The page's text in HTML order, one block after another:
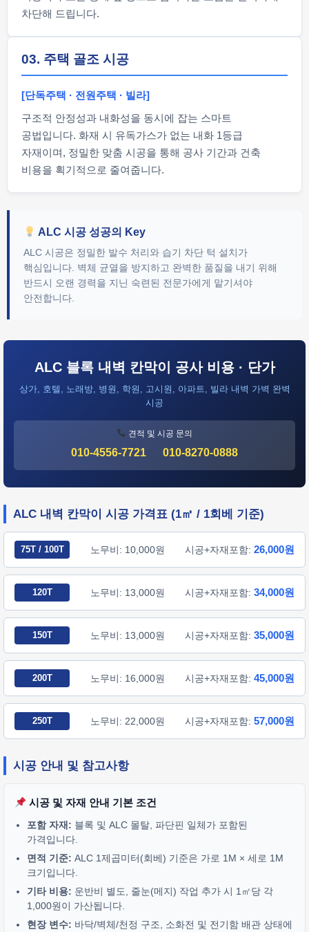
차단해 드립니다.
03. 주택 골조 시공
[단독주택 · 전원주택 · 빌라]
구조적 안정성과 내화성을 동시에 잡는 스마트
공법입니다. 화재 시 유독가스가 없는 내화 1등급
자재이며, 정밀한 맞춤 시공을 통해 공사 기간과 건축
비용을 획기적으로 줄여줍니다.
ALC 시공 성공의 Key
ALC 시공은 정밀한 발수 처리와 습기 차단 턱 설치가
핵심입니다. 벽체 균열을 방지하고 완벽한 품질을 내기 위해
반드시 오랜 경력을 지닌 숙련된 전문가에게 맡기셔야
안전합니다.
ALC 블록 내벽 칸막이 공사 비용 · 단가
상가, 호텔, 노래방, 병원, 학원, 고시원, 아파트, 빌라 내벽 가벽 완벽
시공
견적 및 시공 문의
010-4556-7721 010-8270-0888
ALC 내벽 칸막이 시공 가격표 (1㎡ / 1회베 기준)
75T / 100T 노무비: 10,000원 시공+자재포함: 26,000원
120T 노무비: 13,000원 시공+자재포함: 34,000원
150T 노무비: 13,000원 시공+자재포함: 35,000원
200T 노무비: 16,000원 시공+자재포함: 45,000원
250T 노무비: 22,000원 시공+자재포함: 57,000원
시공 안내 및 참고사항
시공 및 자재 안내 기본 조건
포함 자재: 블록 및 ALC 몰탈, 파단핀 일체가 포함된
가격입니다.
면적 기준: ALC 1제곱미터(회베) 기준은 가로 1M × 세로 1M
크기입니다.
기타 비용: 운반비 별도, 줄눈(메지) 작업 추가 시 1㎡당 각
1,000원이 가산됩니다.
현장 변수: 바닥/벽체/천정 구조, 소화전 및 전기함 배관 상태에